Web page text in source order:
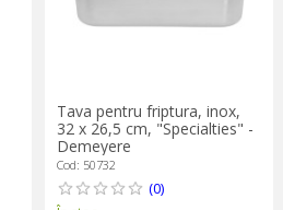
Tava pentru friptura, inox,
32 x 26,5 cm, "Specialties" -
Demeyere
Cod: 50732
(0)